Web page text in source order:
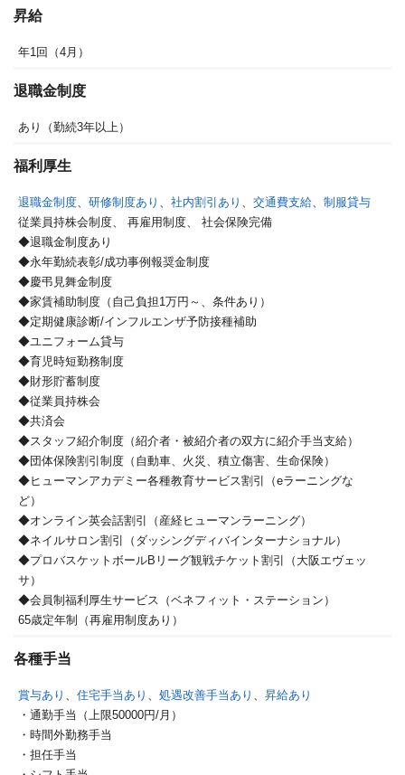
昇給
年1回（4月）
退職金制度
あり（勤続3年以上）
福利厚生
退職金制度 研修制度あり 社内割引あり 交通費支給
制服貸与
従業員持株会制度、
再雇用制度、
社会保険完備
◆退職金制度あり
◆永年勤続表彰/成功事例報奨金制度
◆慶弔見舞金制度
◆家賃補助制度（自己負担1万円～、条件あり）
◆定期健康診断/インフルエンザ予防接種補助
◆ユニフォーム貸与
◆育児時短勤務制度
◆財形貯蓄制度
◆従業員持株会
◆共済会
◆スタッフ紹介制度（紹介者・被紹介者の双方に紹介手当支給）
◆団体保険割引制度（自動車、火災、積立傷害、生命保険）
◆ヒューマンアカデミー各種教育サービス割引（eラーニングな
ど）
◆オンライン英会話割引（産経ヒューマンラーニング）
◆ネイルサロン割引（ダッシングディバインターナショナル）
◆プロバスケットボールBリーグ観戦チケット割引（大阪エヴェッ
サ）
◆会員制福利厚生サービス（ベネフィット・ステーション）
65歳定年制（再雇用制度あり）
各種手当
賞与あり 住宅手当あり 処遇改善手当あり
昇給あり
・通勤手当（上限50000円/月）
・時間外勤務手当
・担任手当